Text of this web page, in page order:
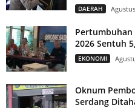
DAERAH
Pertumbuhan
2026 Sentuh
EKONOMI
Oknum
Serdang